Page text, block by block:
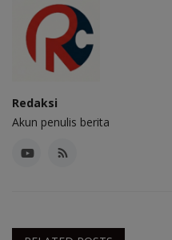
Redaksi
Akun penulis berita